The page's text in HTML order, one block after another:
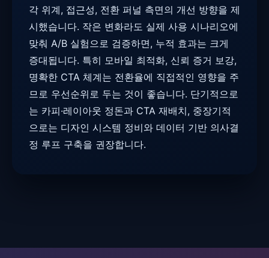
각 위계, 접근성, 전환 퍼널 측면의 개선 방향을 제
시했습니다. 작은 변화라도 실제 사용 시나리오에
맞춰 A/B 실험으로 검증하면, 누적 효과는 크게
증대됩니다. 특히 모바일 최적화, 신뢰 증거 보강,
명확한 CTA 체계는 전환율에 직접적인 영향을 주
므로 우선순위로 두는 것이 좋습니다. 단기적으로
는 카피·레이아웃 정돈과 CTA 재배치, 중장기적
으로는 디자인 시스템 정비와 데이터 기반 의사결
정 루프 구축을 권장합니다.